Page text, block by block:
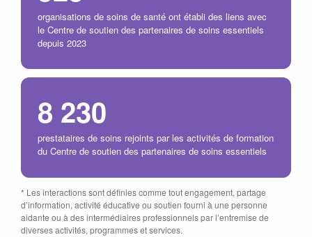
organisations de soins de santé ont établi des liens avec
le Centre de soutien des partenaires de soins essentiels
depuis 2023
8 230
prestataires de soins rejoints par les activités de formation
du Centre de soutien des partenaires de soins essentiels
* Les interactions sont définies comme tout engagement, partage
d’information, activité éducative ou soutien fourni à une personne
aidante ou à des intermédiaires professionnels par l’entremise de
diverses activités, programmes et services.